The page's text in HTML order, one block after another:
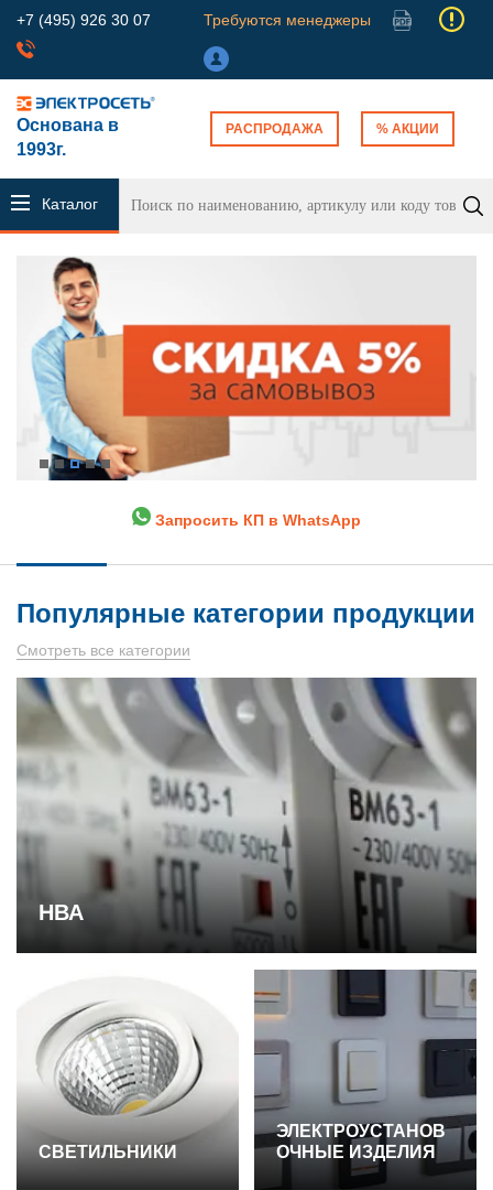
+7 (495) 926 30 07 Требуются менеджеры
Основана в
1993г.
РАСПРОДАЖА % АКЦИИ
Каталог
продукции
Запросить КП в WhatsApp
Популярные категории продукции
Смотреть все категории
НВА
СВЕТИЛЬНИКИ
ЭЛЕКТРОУСТАНОВ
ОЧНЫЕ ИЗДЕЛИЯ